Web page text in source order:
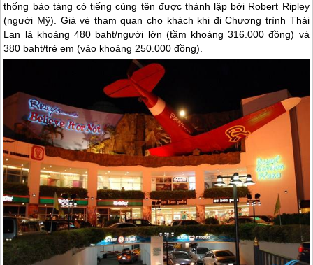
thống bảo tàng có tiếng cùng tên được thành lập bởi Robert Ripley
(người Mỹ). Giá vé tham quan cho khách khi đi Chương trình Thái
Lan là khoảng 480 baht/người lớn (tầm khoảng 316.000 đồng) và
380 baht/trẻ em (vào khoảng 250.000 đồng).